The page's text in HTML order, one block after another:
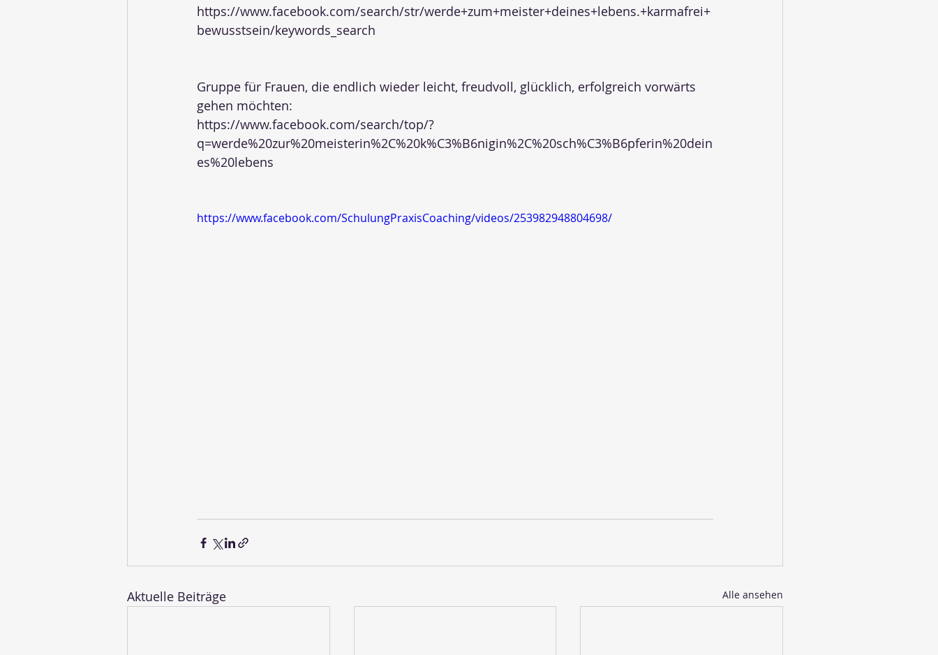
https://www.facebook.com/search/str/werde+zum+meister+deines+lebens.+karmafrei+
bewusstsein/keywords_search
Gruppe für Frauen, die endlich wieder leicht, freudvoll, glücklich, erfolgreich vorwärts
gehen möchten:
https://www.facebook.com/search/top/?
q=werde%20zur%20meisterin%2C%20k%C3%B6nigin%2C%20sch%C3%B6pferin%20dein
es%20lebens
https://www.facebook.com/SchulungPraxisCoaching/videos/253982948804698/
Aktuelle Beiträge Alle ansehen